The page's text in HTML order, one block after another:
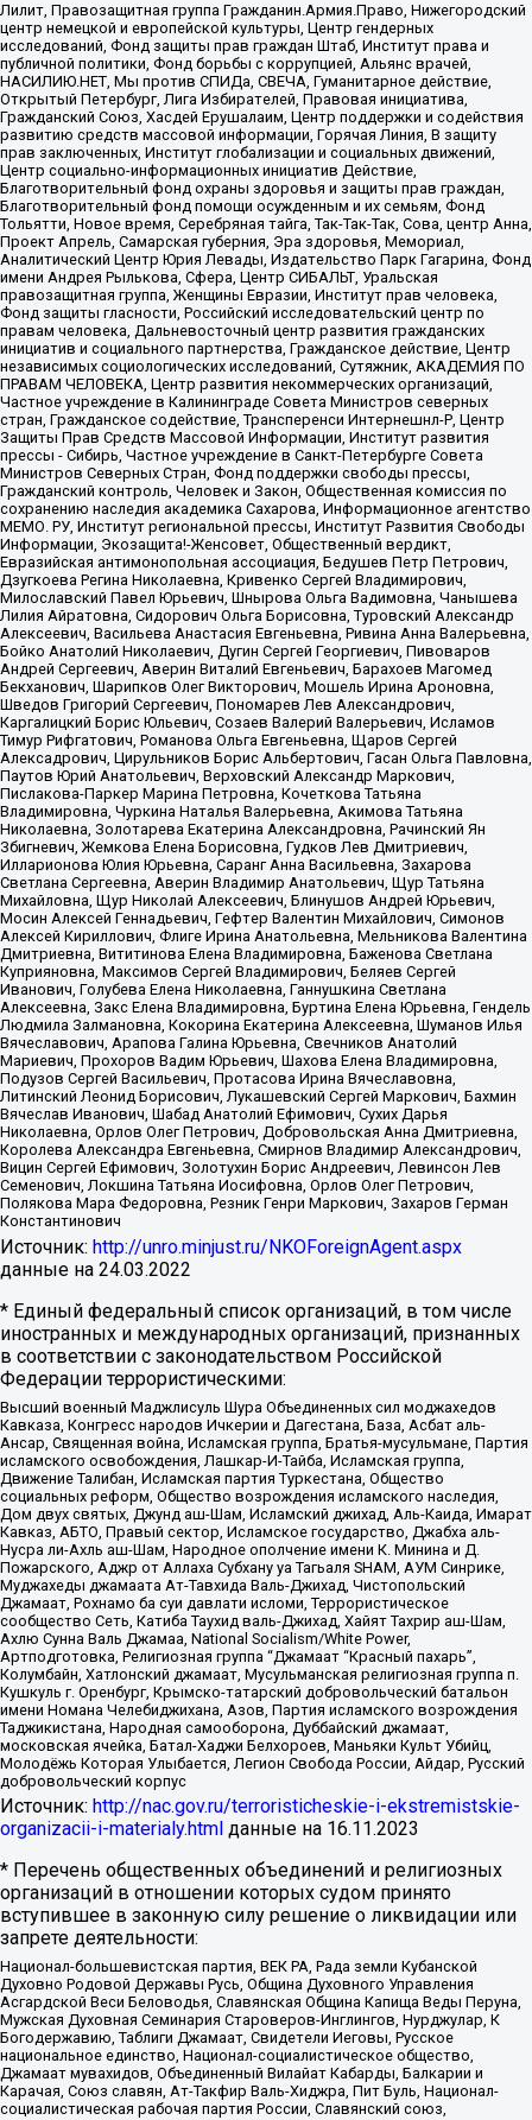
Лилит, Правозащитная группа Гражданин.Армия.Право, Нижегородский
центр немецкой и европейской культуры, Центр гендерных
исследований, Фонд защиты прав граждан Штаб, Институт права и
публичной политики, Фонд борьбы с коррупцией, Альянс врачей,
НАСИЛИЮ.НЕТ, Мы против СПИДа, СВЕЧА, Гуманитарное действие,
Открытый Петербург, Лига Избирателей, Правовая инициатива,
Гражданский Союз, Хасдей Ерушалаим, Центр поддержки и содействия
развитию средств массовой информации, Горячая Линия, В защиту
прав заключенных, Институт глобализации и социальных движений,
Центр социально-информационных инициатив Действие,
Благотворительный фонд охраны здоровья и защиты прав граждан,
Благотворительный фонд помощи осужденным и их семьям, Фонд
Тольятти, Новое время, Серебряная тайга, Так-Так-Так, Сова, центр Анна,
Проект Апрель, Самарская губерния, Эра здоровья, Мемориал,
Аналитический Центр Юрия Левады, Издательство Парк Гагарина, Фонд
имени Андрея Рылькова, Сфера, Центр СИБАЛЬТ, Уральская
правозащитная группа, Женщины Евразии, Институт прав человека,
Фонд защиты гласности, Российский исследовательский центр по
правам человека, Дальневосточный центр развития гражданских
инициатив и социального партнерства, Гражданское действие, Центр
независимых социологических исследований, Сутяжник, АКАДЕМИЯ ПО
ПРАВАМ ЧЕЛОВЕКА, Центр развития некоммерческих организаций,
Частное учреждение в Калининграде Совета Министров северных
стран, Гражданское содействие, Трансперенси Интернешнл-Р, Центр
Защиты Прав Средств Массовой Информации, Институт развития
прессы - Сибирь, Частное учреждение в Санкт-Петербурге Совета
Министров Северных Стран, Фонд поддержки свободы прессы,
Гражданский контроль, Человек и Закон, Общественная комиссия по
сохранению наследия академика Сахарова, Информационное агентство
МЕМО. РУ, Институт региональной прессы, Институт Развития Свободы
Информации, Экозащита!-Женсовет, Общественный вердикт,
Евразийская антимонопольная ассоциация, Бедушев Петр Петрович,
Дзугкоева Регина Николаевна, Кривенко Сергей Владимирович,
Милославский Павел Юрьевич, Шнырова Ольга Вадимовна, Чанышева
Лилия Айратовна, Сидорович Ольга Борисовна, Туровский Александр
Алексеевич, Васильева Анастасия Евгеньевна, Ривина Анна Валерьевна,
Бойко Анатолий Николаевич, Дугин Сергей Георгиевич, Пивоваров
Андрей Сергеевич, Аверин Виталий Евгеньевич, Барахоев Магомед
Бекханович, Шарипков Олег Викторович, Мошель Ирина Ароновна,
Шведов Григорий Сергеевич, Пономарев Лев Александрович,
Каргалицкий Борис Юльевич, Созаев Валерий Валерьевич, Исламов
Тимур Рифгатович, Романова Ольга Евгеньевна, Щаров Сергей
Алексадрович, Цирульников Борис Альбертович, Гасан Ольга Павловна,
Паутов Юрий Анатольевич, Верховский Александр Маркович,
Пислакова-Паркер Марина Петровна, Кочеткова Татьяна
Владимировна, Чуркина Наталья Валерьевна, Акимова Татьяна
Николаевна, Золотарева Екатерина Александровна, Рачинский Ян
Збигневич, Жемкова Елена Борисовна, Гудков Лев Дмитриевич,
Илларионова Юлия Юрьевна, Саранг Анна Васильевна, Захарова
Светлана Сергеевна, Аверин Владимир Анатольевич, Щур Татьяна
Михайловна, Щур Николай Алексеевич, Блинушов Андрей Юрьевич,
Мосин Алексей Геннадьевич, Гефтер Валентин Михайлович, Симонов
Алексей Кириллович, Флиге Ирина Анатольевна, Мельникова Валентина
Дмитриевна, Вититинова Елена Владимировна, Баженова Светлана
Куприяновна, Максимов Сергей Владимирович, Беляев Сергей
Иванович, Голубева Елена Николаевна, Ганнушкина Светлана
Алексеевна, Закс Елена Владимировна, Буртина Елена Юрьевна, Гендель
Людмила Залмановна, Кокорина Екатерина Алексеевна, Шуманов Илья
Вячеславович, Арапова Галина Юрьевна, Свечников Анатолий
Мариевич, Прохоров Вадим Юрьевич, Шахова Елена Владимировна,
Подузов Сергей Васильевич, Протасова Ирина Вячеславовна,
Литинский Леонид Борисович, Лукашевский Сергей Маркович, Бахмин
Вячеслав Иванович, Шабад Анатолий Ефимович, Сухих Дарья
Николаевна, Орлов Олег Петрович, Добровольская Анна Дмитриевна,
Королева Александра Евгеньевна, Смирнов Владимир Александрович,
Вицин Сергей Ефимович, Золотухин Борис Андреевич, Левинсон Лев
Семенович, Локшина Татьяна Иосифовна, Орлов Олег Петрович,
Полякова Мара Федоровна, Резник Генри Маркович, Захаров Герман
Константинович
Источник: http://unro.minjust.ru/NKOForeignAgent.aspx
данные на 24.03.2022
* Единый федеральный список организаций, в том числе
иностранных и международных организаций, признанных
в соответствии с законодательством Российской
Федерации террористическими:
Высший военный Маджлисуль Шура Объединенных сил моджахедов
Кавказа, Конгресс народов Ичкерии и Дагестана, База, Асбат аль-
Ансар, Священная война, Исламская группа, Братья-мусульмане, Партия
исламского освобождения, Лашкар-И-Тайба, Исламская группа,
Движение Талибан, Исламская партия Туркестана, Общество
социальных реформ, Общество возрождения исламского наследия,
Дом двух святых, Джунд аш-Шам, Исламский джихад, Аль-Каида, Имарат
Кавказ, АБТО, Правый сектор, Исламское государство, Джабха аль-
Нусра ли-Ахль аш-Шам, Народное ополчение имени К. Минина и Д.
Пожарского, Аджр от Аллаха Субхану уа Тагьаля SHAM, АУМ Синрике,
Муджахеды джамаата Ат-Тавхида Валь-Джихад, Чистопольский
Джамаат, Рохнамо ба суи давлати исломи, Террористическое
сообщество Сеть, Катиба Таухид валь-Джихад, Хайят Тахрир аш-Шам,
Ахлю Сунна Валь Джамаа, National Socialism/White Power,
Артподготовка, Религиозная группа “Джамаат “Красный пахарь”,
Колумбайн, Хатлонский джамаат, Мусульманская религиозная группа п.
Кушкуль г. Оренбург, Крымско-татарский добровольческий батальон
имени Номана Челебиджихана, Азов, Партия исламского возрождения
Таджикистана, Народная самооборона, Дуббайский джамаат,
московская ячейка, Батал-Хаджи Белхороев, Маньяки Культ Убийц,
Молодёжь Которая Улыбается, Легион Свобода России, Айдар, Русский
добровольческий корпус
Источник: http://nac.gov.ru/terroristicheskie-i-ekstremistskie-
organizacii-i-materialy.html данные на 16.11.2023
* Перечень общественных объединений и религиозных
организаций в отношении которых судом принято
вступившее в законную силу решение о ликвидации или
запрете деятельности:
Национал-большевистская партия, ВЕК РА, Рада земли Кубанской
Духовно Родовой Державы Русь, Община Духовного Управления
Асгардской Веси Беловодья, Славянская Община Капища Веды Перуна,
Мужская Духовная Семинария Староверов-Инглингов, Нурджулар, К
Богодержавию, Таблиги Джамаат, Свидетели Иеговы, Русское
национальное единство, Национал-социалистическое общество,
Джамаат мувахидов, Объединенный Вилайат Кабарды, Балкарии и
Карачая, Союз славян, Ат-Такфир Валь-Хиджра, Пит Буль, Национал-
социалистическая рабочая партия России, Славянский союз,